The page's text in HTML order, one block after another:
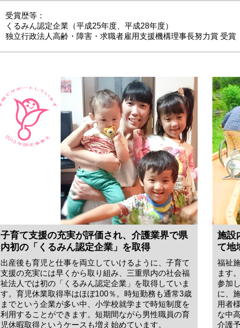
受賞歴等：
くるみん認定企業（平成25年度、平成28年度）
独立行政法人高齢・障害・求職者雇用支援機構理事長努力賞 受賞
子育て支援の充実が評価され、介護業界で県
内初の「くるみん認定企業」を取得
出産後も育児と仕事を両立していけるように、子育て
支援の充実には早くから取り組み、三重県内の社会福
祉法人では初の「くるみん認定企業」を取得していま
す。育児休業取得率はほぼ100％。時短勤務も通常3歳
までという企業が多い中、小学校就学まで時短制度を
利用することができます。短期間ながら男性職員の育
児休暇取得というケースも増え始めています。
施設
て地
福祉
ます
参加
に、
用者
な中
介護